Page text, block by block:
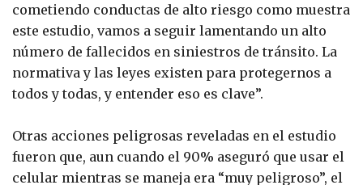
cometiendo conductas de alto riesgo como muestra
este estudio, vamos a seguir lamentando un alto
número de fallecidos en siniestros de tránsito. La
normativa y las leyes existen para protegernos a
todos y todas, y entender eso es clave”.
Otras acciones peligrosas reveladas en el estudio
fueron que, aun cuando el 90% aseguró que usar el
celular mientras se maneja era “muy peligroso”, el